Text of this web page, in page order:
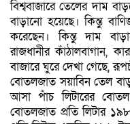
বিশ্ববাজারে তেলের দাম
বাড়ানো হয়েছে। কিন্তু
করেছেন। কিন্তু দাম
রাজধানীর কাঁঠালবাগান,
বাজারে ঘুরে দেখা গেছে,
বোতলজাত সয়াবিন তেল
আসা পাঁচ লিটারের
বোতলজাত প্রতি লিটার